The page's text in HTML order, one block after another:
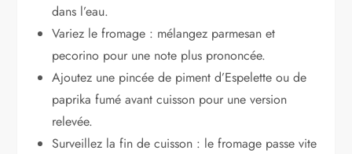
dans l’eau.
Variez le fromage : mélangez parmesan et
pecorino pour une note plus prononcée.
Ajoutez une pincée de piment d’Espelette ou de
paprika fumé avant cuisson pour une version
relevée.
Surveillez la fin de cuisson : le fromage passe vite